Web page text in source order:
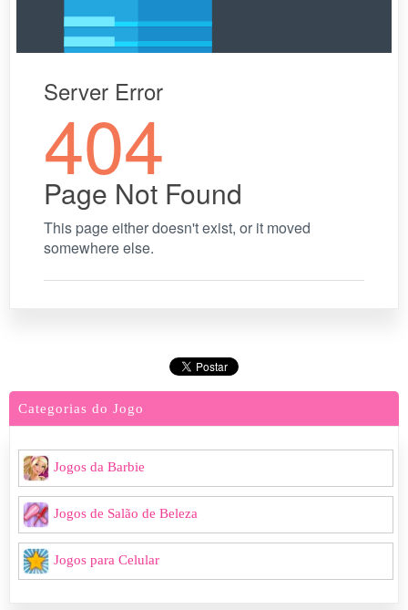
Categorias do Jogo
Jogos da Barbie
Jogos de Salão de Beleza
Jogos para Celular